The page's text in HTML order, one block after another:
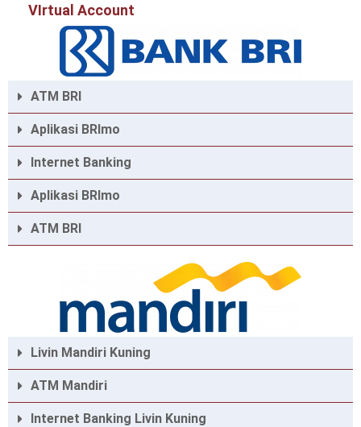
VIrtual Account
ATM BRI
Aplikasi BRImo
Internet Banking
Aplikasi BRImo
ATM BRI
Livin Mandiri Kuning
ATM Mandiri
Internet Banking Livin Kuning